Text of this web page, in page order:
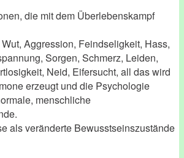
die mit dem Überlebenskampf
Aggression, Feindseligkeit, Hass,
Sorgen, Schmerz, Leiden,
Neid, Eifersucht, all das wird
erzeugt und die Psychologie
menschliche
als veränderte Bewusstseinszustände